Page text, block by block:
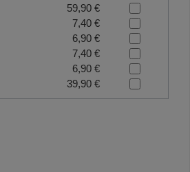
59,90 €
7,40 €
6,90 €
7,40 €
6,90 €
39,90 €